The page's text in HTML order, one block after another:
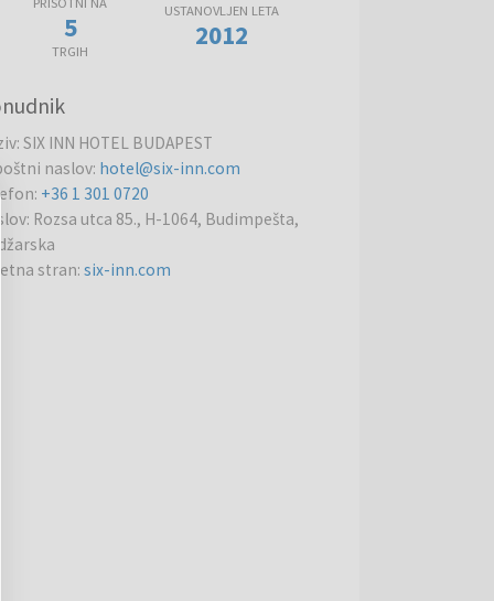
5
TRGIH
USTANOVLJEN LETA
2012
:SIX INN HOTEL BUDAPEST
naslov: hotel@six-inn.com
: +36 1 301 0720
: Rozsa utca 85., H-1064, Budimpešta,
stran:six-inn.com